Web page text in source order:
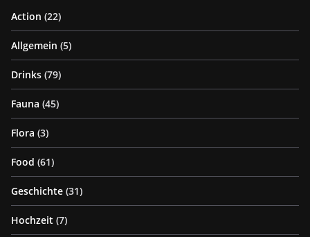
Action (22)
Allgemein (5)
Drinks (79)
Fauna (45)
Flora (3)
Food (61)
Geschichte (31)
Hochzeit (7)